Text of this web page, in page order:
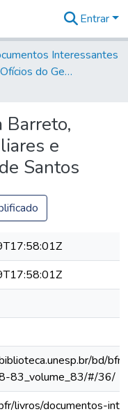
Entrar
Interessantes
Volume 83 - Ofícios do General Martim Lopes Lobo de Saldanha (Governador da Capitania): 1780- 1782
Barreto,
e
Santos
bd/
83_volume_83/#/36/
livros/documentos-